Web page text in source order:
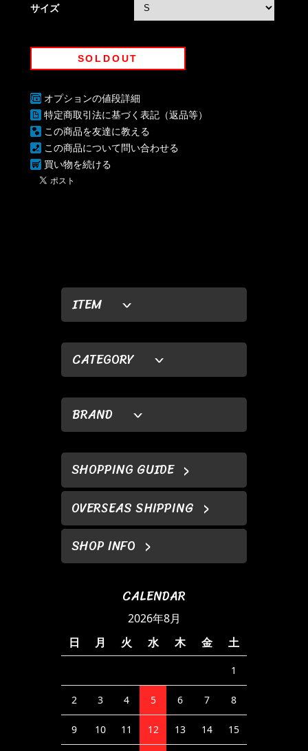
ITEM
CATEGORY
BRAND
SHOPPING GUIDE
OVERSEAS SHIPPING
SHOP INFO
CALENDAR
2026年8月
日
月 火 水 木 金 土
1
2 3 4 5 6 7 8
9 10 11 12 13 14 15
サイズ
SOLDOUT
オプションの値段詳細
特定商取引法に基づく表記（返品等）
この商品を友達に教える
この商品について問い合わせる
買い物を続ける